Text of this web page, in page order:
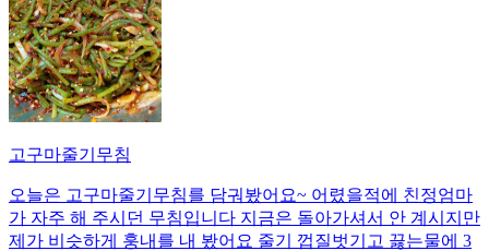
고구마줄기무침
오늘은 고구마줄기무침를 담궈봤어요~ 어렸을적에 친정엄마
가 자주 해 주시던 무침입니다 지금은 돌아가셔서 안 계시지만
제가 비슷하게 훙내를 내 봤어요 줄기 껍질벗기고 끓는물에 3